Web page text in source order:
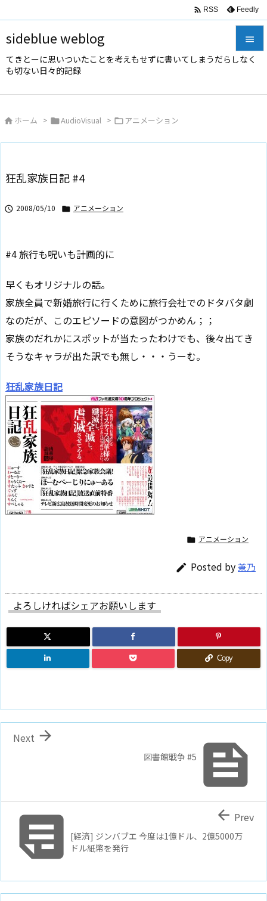
sideblue weblog
てきとーに思いついたことを考えもせずに書いてしまうだらしなく
も切ない日々的記録



 RSS Feedly
 ホーム > AudioVisual > アニメーション
狂乱家族日記 #4
 2008/05/10  アニメーション
#4 旅行も呪いも計画的に
早くもオリジナルの話。
家族全員で新婚旅行に行くために旅行会社でのドタバタ劇
なのだが、このエピソードの意図がつかめん；；
家族のだれかにスポットが当たったわけでも、後々出てき
そうなキャラが出た訳でも無し・・・うーむ。
狂乱家族日記
 アニメーション
 Posted by兼乃
よろしければシェアお願いします
Copy

図書館戦争 #5

Next
[経済] ジンバブエ 今度は1億ドル、2億5000万
ドル紙幣を発行
 Prev